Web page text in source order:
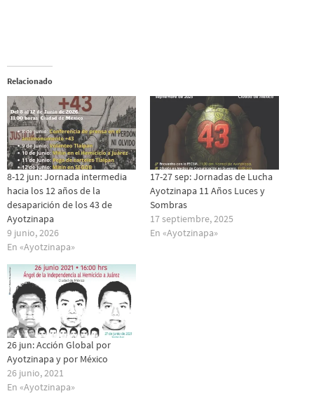
Relacionado
8-12 jun: Jornada intermedia
hacia los 12 años de la
desaparición de los 43 de
Ayotzinapa
9 junio, 2026
En «Ayotzinapa»
17-27 sep: Jornadas de Lucha
Ayotzinapa 11 Años Luces y
Sombras
17 septiembre, 2025
En «Ayotzinapa»
26 jun: Acción Global por
Ayotzinapa y por México
26 junio, 2021
En «Ayotzinapa»